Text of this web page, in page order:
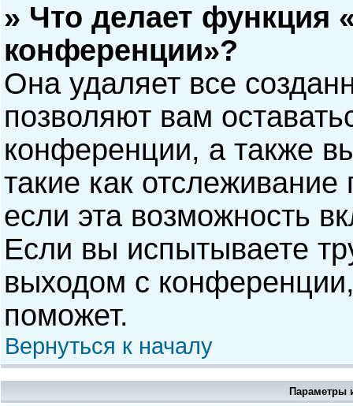
» Что делает функция
конференции»?
Она удаляет все
позволяют вам
конференции, а также
такие как
если эта возможность
Если вы испытываете
выходом с
поможет.
Вернуться к началу
Параметры